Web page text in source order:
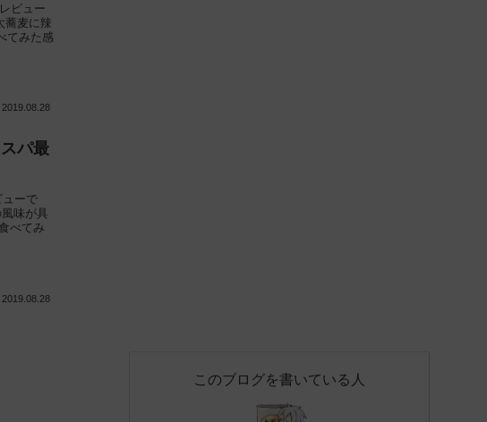
ビュー
蕎麦に辣
てみた感
2019.08.28
パ最
ューで
味が具
べてみ
2019.08.28
このブログを書いている人